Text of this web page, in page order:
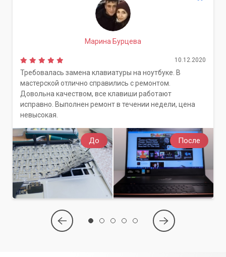
До После
Марина Бурцева
10.12.2020
Требовалась замена клавиатуры на ноутбуке. В
мастерской отлично справились с ремонтом.
Довольна качеством, все клавиши работают
исправно. Выполнен ремонт в течении недели, цена
невысокая.